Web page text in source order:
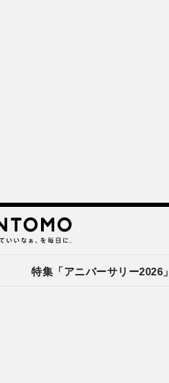
特集「アニバーサリー2026」